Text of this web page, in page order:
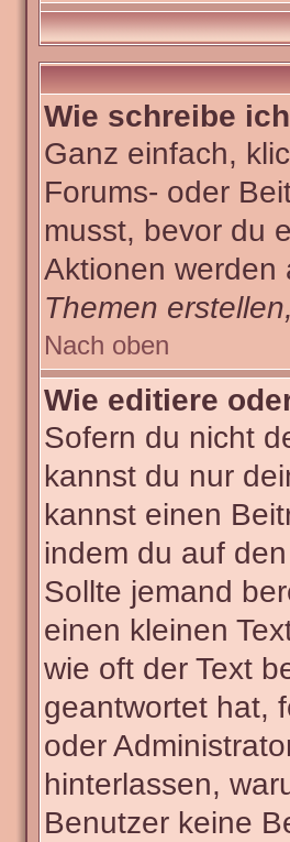
Wie schreibe
Ganz einfach,
Forums- oder
musst, bevor du
Aktionen
Themen
Nach oben
Wie editiere
Sofern du nicht
kannst du nur
kannst einen
indem du auf den
Sollte jemand
einen kleinen
wie oft der Text
geantwortet hat,
oder
hinterlassen,
Benutzer keine